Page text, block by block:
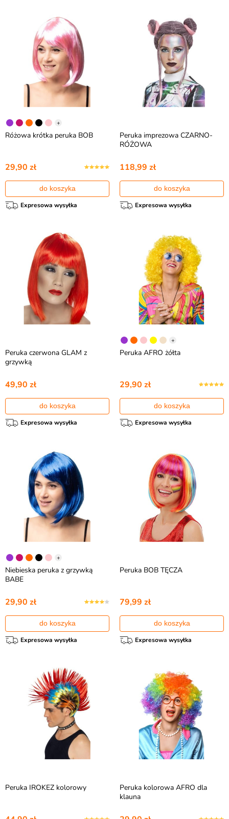
+
Różowa krótka peruka BOB
29,90 zł
do koszyka
Expresowa wysyłka
Peruka imprezowa CZARNO-
RÓŻOWA
118,99 zł
do koszyka
Expresowa wysyłka
Peruka czerwona GLAM z
grzywką
49,90 zł
do koszyka
Expresowa wysyłka
+
Peruka AFRO żółta
29,90 zł
do koszyka
Expresowa wysyłka
+
Niebieska peruka z grzywką
BABE
29,90 zł
do koszyka
Expresowa wysyłka
Peruka BOB TĘCZA
79,99 zł
do koszyka
Expresowa wysyłka
Peruka IROKEZ kolorowy
Peruka kolorowa AFRO dla
klauna